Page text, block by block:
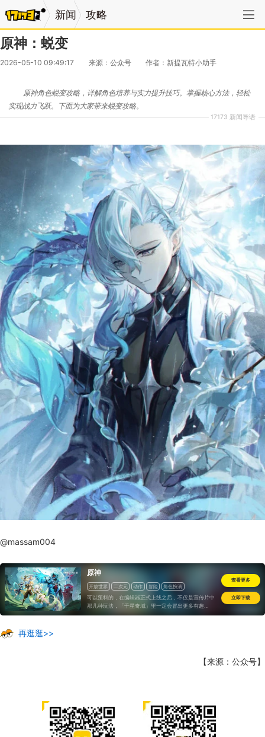
新闻 攻略
原神：蜕变
2026-05-10 09:49:17 来源：公众号 作者：新提瓦特小助手
17173 新闻导语
原神角色蜕变攻略，详解角色培养与实力提升技巧。掌握核心方法，轻松
实现战力飞跃。下面为大家带来蜕变攻略。
@massam004
原神
开放世界 二次元 动作 冒险 角色扮演
可以预料的，在编辑器正式上线之后，不仅是宣传片中
那几种玩法，「千星奇域」里一定会冒出更多有趣
的“原游戏”...
查看更多
立即下载
再逛逛>>
【来源：公众号】